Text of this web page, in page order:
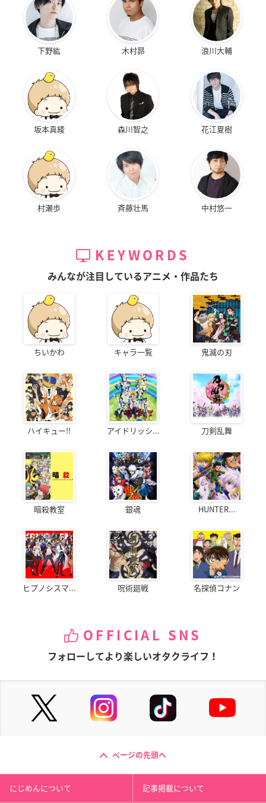
下野紘 木村昴 浪川大輔
坂本真綾 森川智之 花江夏樹
村瀬歩 斉藤壮馬 中村悠一
KEYWORDS
みんなが注目しているアニメ・作品たち
ちいかわ キャラ一覧 鬼滅の刃
ハイキュー!! アイドリッシ... 刀剣乱舞
暗殺教室 銀魂 HUNTER...
ヒプノシスマ... 呪術廻戦 名探偵コナン
OFFICIAL SNS
フォローしてより楽しいオタクライフ！
ページの先頭へ
にじめんについて 記事掲載について